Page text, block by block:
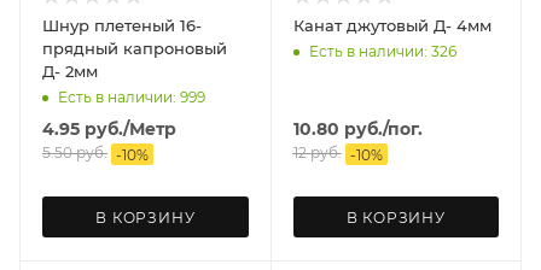
Шнур плетеный 16-
прядный капроновый
Д- 2мм
Есть в наличии: 999
4.95 руб./Метр
5.50руб. -10%
В КОРЗИНУ
Канат джутовый Д- 4мм
Есть в наличии: 326
10.80 руб./пог.
12руб. -10%
В КОРЗИНУ